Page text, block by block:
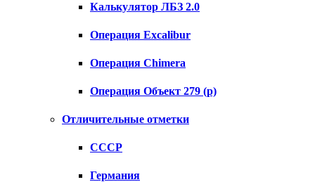
Калькулятор ЛБЗ 2.0
Операция Excalibur
Операция Chimera
Операция Объект 279 (р)
Отличительные отметки
СССР
Германия